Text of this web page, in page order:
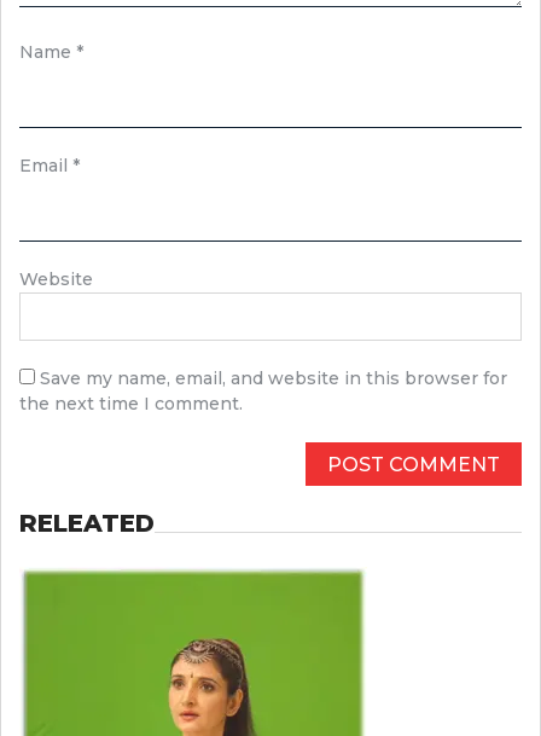
Name *
Email *
Website
Save my name, email, and website in this browser for
the next time I comment.
RELEATED